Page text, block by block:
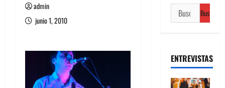
admin
junio 1, 2010
Buscar:
ENTREVISTAS